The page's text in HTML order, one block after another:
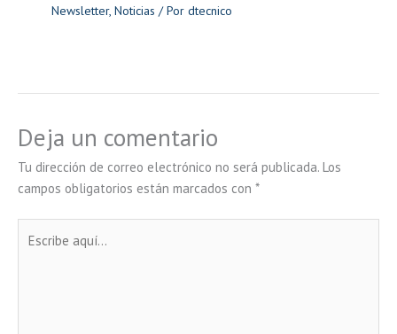
Newsletter, Noticias / Por dtecnico
Deja un comentario
Tu dirección de correo electrónico no será publicada. Los
campos obligatorios están marcados con *
aquí...